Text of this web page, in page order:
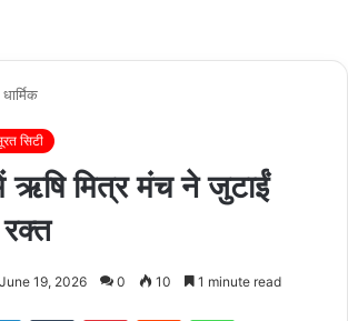
सिटी
ऋषि मित्र मंच ने जुटाईं
June 19, 2026 0 10 1 minute read